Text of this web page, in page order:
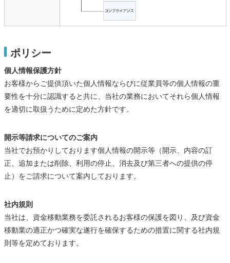
ポリシー
個人情報保護方針
お客様からご提供頂いた個人情報ならびに従業員等の個人情報の重
要性を十分に認識すると共に、当社の業務においてそれら個人情報
を適切に取扱うために定めた方針です。
開示等請求についてのご案内
当社でお預かりしております個人情報の開示等（開示、内容の訂
正、追加または削除、利用の停止、消去及び第三者への提供の停
止）をご請求について案内しております。
社内規則
当社は、資金移動業務を委託されるお客様の保護を図り、及び資金
移動業の適正かつ確実な遂行を確保するための措置に関する社内規
則等を定めております。